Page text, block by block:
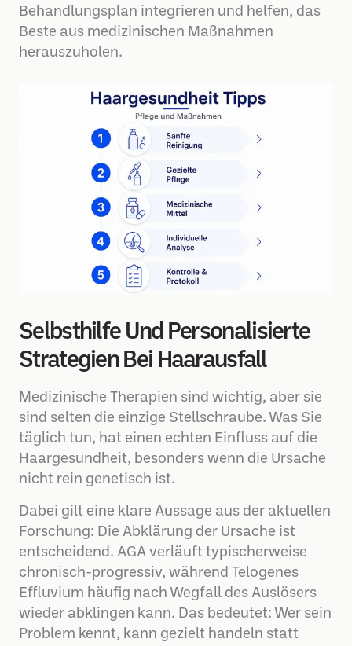
Behandlungsplan integrieren und helfen, das
Beste aus medizinischen Maßnahmen
herauszuholen.
Selbsthilfe Und Personalisierte
Strategien Bei Haarausfall
Medizinische Therapien sind wichtig, aber sie
sind selten die einzige Stellschraube. Was Sie
täglich tun, hat einen echten Einfluss auf die
Haargesundheit, besonders wenn die Ursache
nicht rein genetisch ist.
Dabei gilt eine klare Aussage aus der aktuellen
Forschung: Die Abklärung der Ursache ist
entscheidend. AGA verläuft typischerweise
chronisch-progressiv, während Telogenes
Effluvium häufig nach Wegfall des Auslösers
wieder abklingen kann. Das bedeutet: Wer sein
Problem kennt, kann gezielt handeln statt